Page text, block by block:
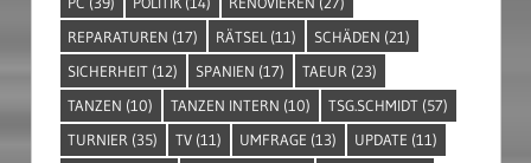
REPARATUREN (17) RÄTSEL (11) SCHÄDEN (21)
SICHERHEIT (12) SPANIEN (17) TAEUR (23)
TANZEN (10) TANZEN INTERN (10) TSG.SCHMIDT (57)
TURNIER (35) TV (11) UMFRAGE (13) UPDATE (11)